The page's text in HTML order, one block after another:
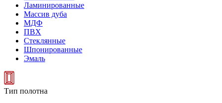
Ламинированные
Массив дуба
МДФ
ПВХ
Стеклянные
Шпонированные
Эмаль
Тип полотна